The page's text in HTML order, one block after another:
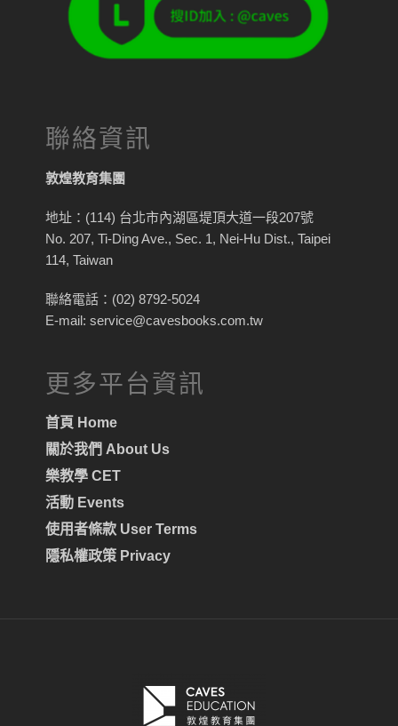
聯絡資訊
敦煌教育集團
地址：(114) 台北市內湖區堤頂大道一段207號
No. 207, Ti-Ding Ave., Sec. 1, Nei-Hu Dist., Taipei
114, Taiwan
聯絡電話：(02) 8792-5024
E-mail: service@cavesbooks.com.tw
更多平台資訊
首頁 Home
關於我們 About Us
樂教學 CET
活動 Events
使用者條款 User Terms
隱私權政策 Privacy